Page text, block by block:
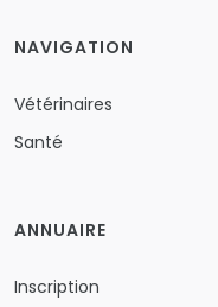
NAVIGATION
Vétérinaires
Santé
ANNUAIRE
Inscription